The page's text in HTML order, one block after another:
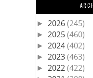
► 2026(245)
► 2025(460)
► 2024(402)
► 2023(463)
► 2022(422)